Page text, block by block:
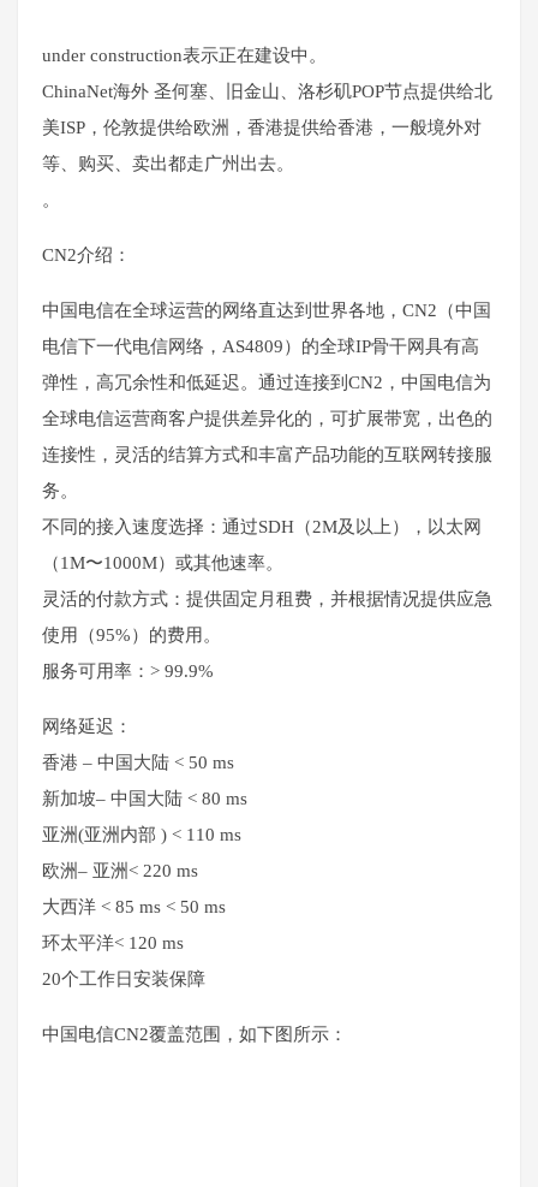
under construction表示正在建设中。
ChinaNet海外 圣何塞、旧金山、洛杉矶POP节点提供给北
美ISP，伦敦提供给欧洲，香港提供给香港，一般境外对
等、购买、卖出都走广州出去。
。
CN2介绍：
中国电信在全球运营的网络直达到世界各地，CN2（中国
电信下一代电信网络，AS4809）的全球IP骨干网具有高
弹性，高冗余性和低延迟。通过连接到CN2，中国电信为
全球电信运营商客户提供差异化的，可扩展带宽，出色的
连接性，灵活的结算方式和丰富产品功能的互联网转接服
务。
不同的接入速度选择：通过SDH（2M及以上），以太网
（1M〜1000M）或其他速率。
灵活的付款方式：提供固定月租费，并根据情况提供应急
使用（95%）的费用。
服务可用率：> 99.9%
网络延迟：
香港 – 中国大陆 < 50 ms
新加坡– 中国大陆 < 80 ms
亚洲(亚洲内部 ) < 110 ms
欧洲– 亚洲< 220 ms
大西洋 < 85 ms < 50 ms
环太平洋< 120 ms
20个工作日安装保障
中国电信CN2覆盖范围，如下图所示：